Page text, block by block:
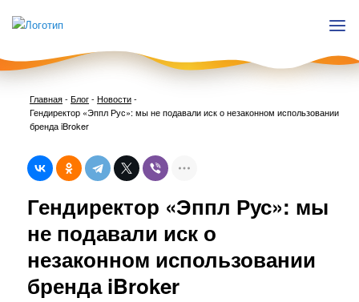
Главная-Блог- Новости-
Гендиректор «Эппл Рус»: мы не подавали иск о незаконном использовании
бренда iBroker
Гендиректор «Эппл Рус»: мы
не подавали иск о
незаконном использовании
бренда iBroker